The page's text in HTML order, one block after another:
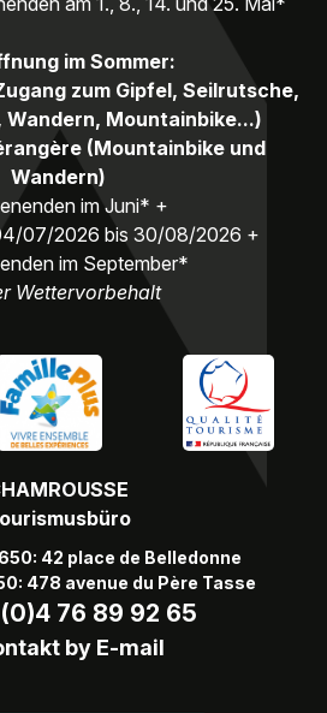
42 place de Belledonne
478 avenue du Père Tasse
76 89 92 65
by E-mail
im Sommer:
zum Gipfel, Seilrutsche,
Wandern, Mountainbike...)
(Mountainbike und
Wandern)
im Juni* +
07/2026 bis 30/08/2026 +
im September*
Wettervorbehalt